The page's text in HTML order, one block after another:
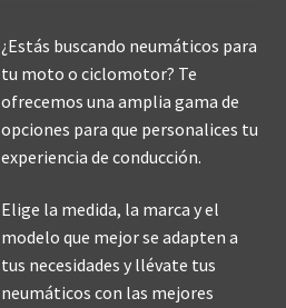
¿Estás buscando neumáticos para
tu moto o ciclomotor? Te
ofrecemos una amplia gama de
opciones para que personalices tu
experiencia de conducción.
Elige la medida, la marca y el
modelo que mejor se adapten a
tus necesidades y llévate tus
neumáticos con las mejores